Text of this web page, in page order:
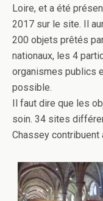
Loire, et a été
2017 sur le site. Il
200 objets prêtés
nationaux, les 4
organismes publics
possible.
Il faut dire que les
soin. 34 sites
Chassey